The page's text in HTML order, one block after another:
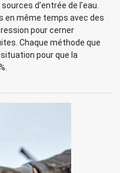
d’entrée de l’eau.
en même temps avec des
pour cerner
Chaque méthode que
pour que la